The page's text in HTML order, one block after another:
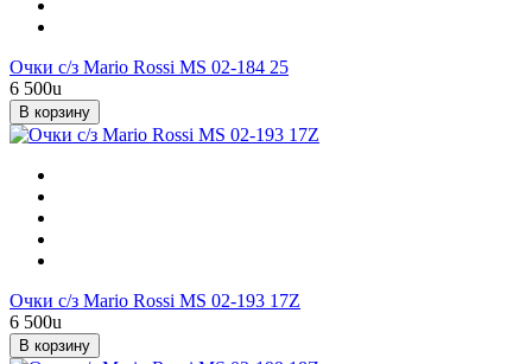
Очки с/з Mario Rossi MS 02-184 25
6 500u
В корзину
Очки с/з Mario Rossi MS 02-193 17Z
6 500u
В корзину